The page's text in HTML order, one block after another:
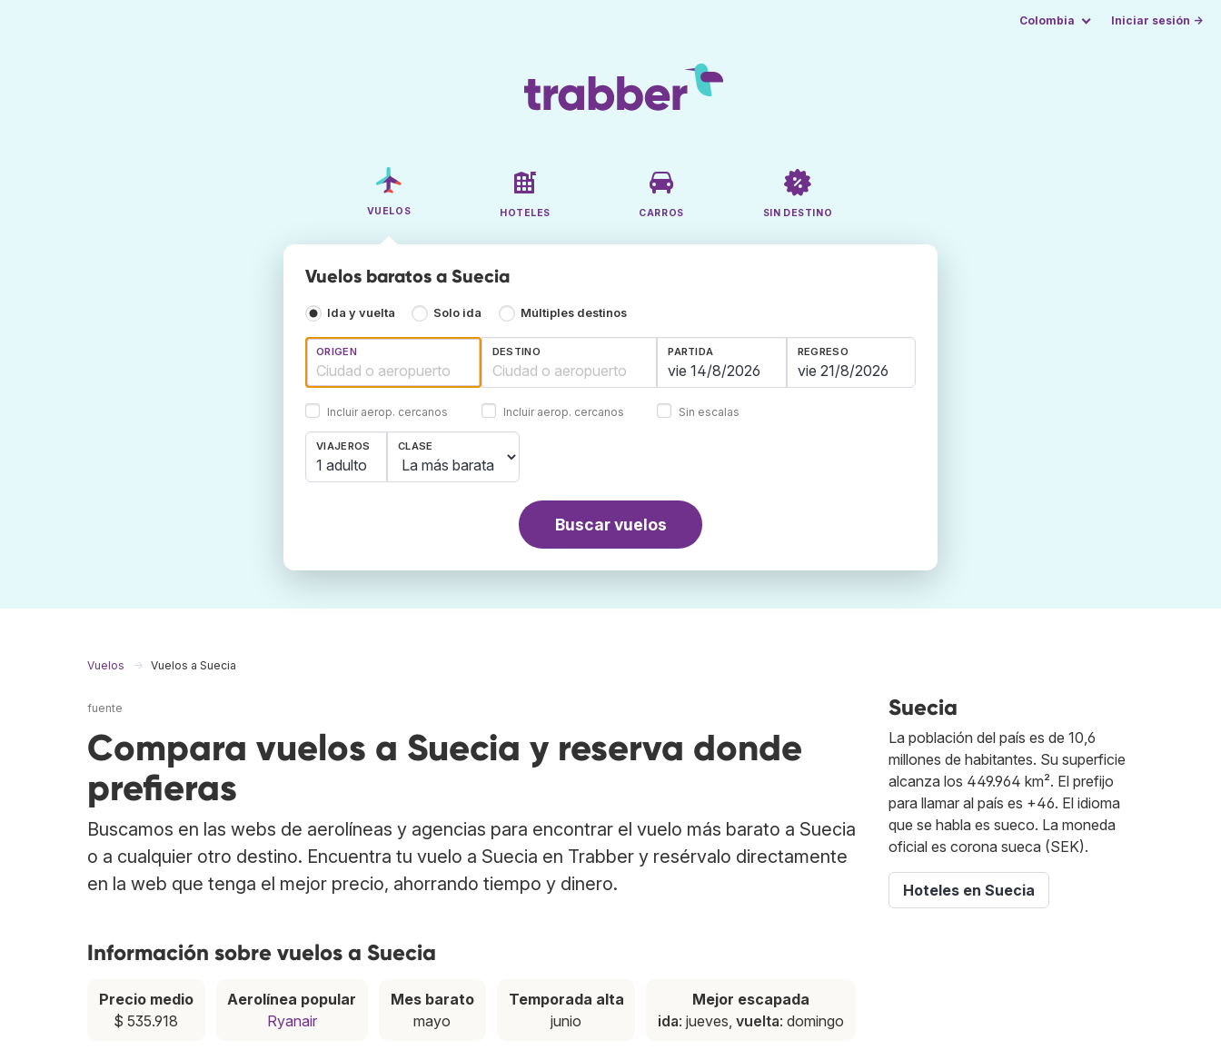
Colombia Iniciar sesión →
VUELOS HOTELES CARROS SIN DESTINO
Vuelos baratos a Suecia
Ida y vuelta Solo ida Múltiples destinos
ORIGEN
Incluir aerop. cercanos
DESTINO
Incluir aerop. cercanos
PARTIDA REGRESO
Sin escalas
VIAJEROS
1 adulto
CLASE
Buscar vuelos
Vuelos Vuelos a Suecia
fuente
Compara vuelos a Suecia y reserva donde
prefieras
Buscamos en las webs de aerolíneas y agencias para encontrar el vuelo más barato a Suecia
o a cualquier otro destino. Encuentra tu vuelo a Suecia en Trabber y resérvalo directamente
en la web que tenga el mejor precio, ahorrando tiempo y dinero.
Información sobre vuelos a Suecia
Precio medio
$ 535.918
Aerolínea popular
Ryanair
Mes barato
mayo
Temporada alta
junio
Mejor escapada
ida: jueves,vuelta: domingo
Suecia
La población del país es de 10,6
millones de habitantes. Su superficie
alcanza los 449.964 km². El prefijo
para llamar al país es +46. El idioma
que se habla es sueco. La moneda
oficial es corona sueca (SEK).
Hoteles en Suecia